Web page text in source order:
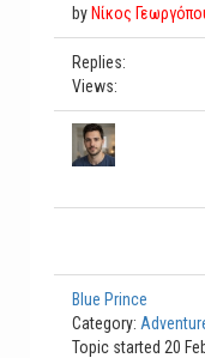
by Νίκος
Replies:
Views:
Blue Prince
Category:
Topic started 20